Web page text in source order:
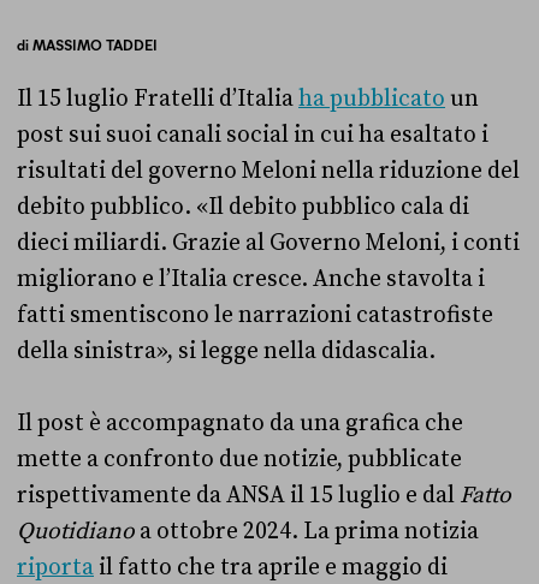
diMASSIMO TADDEI
Il 15 luglio Fratelli d’Italiaha pubblicato un
post sui suoi canali social in cui ha esaltato i
risultati del governo Meloni nella riduzione del
debito pubblico. «Il debito pubblico cala di
dieci miliardi. Grazie al Governo Meloni, i conti
migliorano e l’Italia cresce. Anche stavolta i
fatti smentiscono le narrazioni catastrofiste
della sinistra», si legge nella didascalia.
Il post è accompagnato da una grafica che
mette a confronto due notizie, pubblicate
rispettivamente da ANSA il 15 luglio e dal Fatto
Quotidiano a ottobre 2024. La prima notizia
riporta il fatto che tra aprile e maggio di